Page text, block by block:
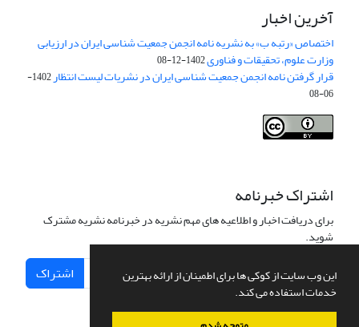
این وب سایت از کوکی ها برای اطمینان از ارائه بهترین
خدمات استفاده می کند.
آخرین اخبار
اختصاص «رتبه ب» به نشریه نامه انجمن جمعیت شناسی ایران در ارزیابی
وزارت علوم، تحقیقات و فناوری1402-12-08
قرار گرفتن نامه انجمن جمعیت شناسی ایران در نشریات لیست انتظار
1402-
06-08
اشتراک خبرنامه
برای دریافت اخبار و اطلاعیه های مهم نشریه در خبرنامه نشریه مشترک
شوید.
اشتراک